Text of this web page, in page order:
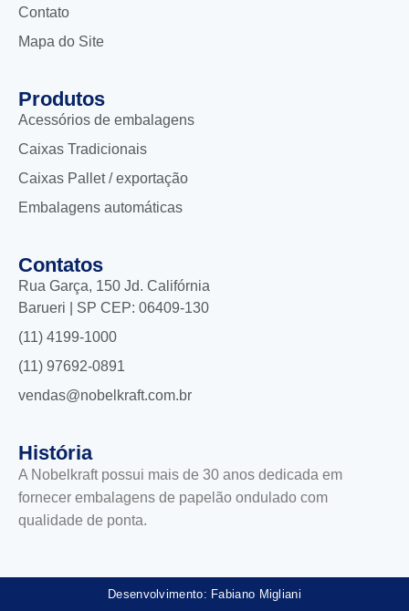
Contato
Mapa do Site
Produtos
Acessórios de embalagens
Caixas Tradicionais
Caixas Pallet / exportação
Embalagens automáticas
Contatos
Rua Garça, 150 Jd. Califórnia
Barueri | SP CEP: 06409-130
(11) 4199-1000
(11) 97692-0891
vendas@nobelkraft.com.br
História
A Nobelkraft possui mais de 30 anos dedicada em
fornecer embalagens de papelão ondulado com
qualidade de ponta.
Desenvolvimento: Fabiano Migliani